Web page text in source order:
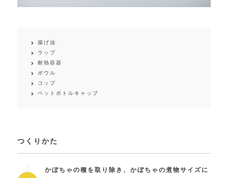
揚げ油
ラップ
耐熱容器
ボウル
コップ
ペットボトルキャップ
つくりかた
かぼちゃの種を取り除き、かぼちゃの煮物サイズに